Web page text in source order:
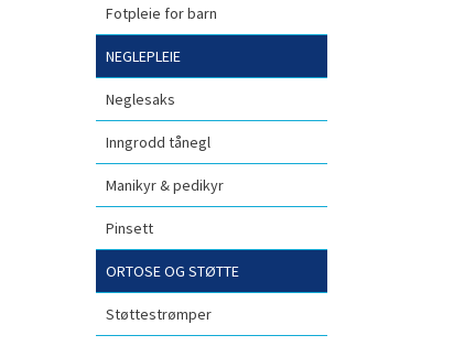
Fotpleie for barn
NEGLEPLEIE
Neglesaks
Inngrodd tånegl
Manikyr & pedikyr
Pinsett
ORTOSE OG STØTTE
Støttestrømper